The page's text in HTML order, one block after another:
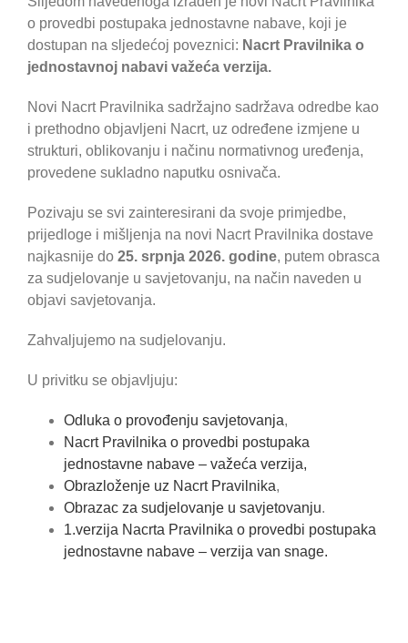
o provedbi postupaka jednostavne nabave, koji je
dostupan na sljedećoj poveznici: Nacrt Pravilnika o
jednostavnoj nabavi važeća verzija.
Novi Nacrt Pravilnika sadržajno sadržava odredbe kao
i prethodno objavljeni Nacrt, uz određene izmjene u
strukturi, oblikovanju i načinu normativnog uređenja,
provedene sukladno naputku osnivača.
Pozivaju se svi zainteresirani da svoje primjedbe,
prijedloge i mišljenja na novi Nacrt Pravilnika dostave
najkasnije do 25. srpnja 2026. godine, putem obrasca
za sudjelovanje u savjetovanju, na način naveden u
objavi savjetovanja.
Zahvaljujemo na sudjelovanju.
U privitku se objavljuju:
Odluka o provođenju savjetovanja,
Nacrt Pravilnika o provedbi postupaka
jednostavne nabave – važeća verzija,
Obrazloženje uz Nacrt Pravilnika,
Obrazac za sudjelovanje u savjetovanju.
1.verzija Nacrta Pravilnika o provedbi postupaka
jednostavne nabave – verzija van snage.